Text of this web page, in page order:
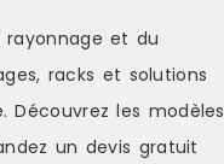
rayonnage et du
racks et solutions
Découvrez les modèles
un devis gratuit